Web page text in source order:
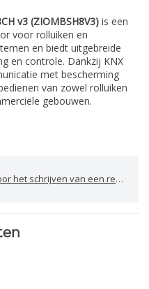
v3 (ZIOMBSH8V3) is een
voor rolluiken en
en biedt uitgebreide
en controle. Dankzij KNX
met bescherming
van zowel rolluiken
gebouwen.
schrijven van een review